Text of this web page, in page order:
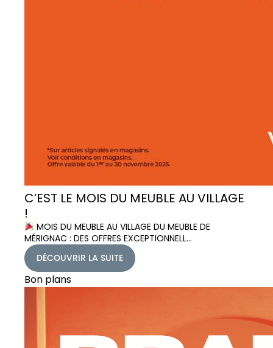
C’EST LE MOIS DU MEUBLE AU VILLAGE
!
MOIS DU MEUBLE AU VILLAGE DU MEUBLE DE
MÉRIGNAC : DES OFFRES EXCEPTIONNELL…
DÉCOUVRIR LA SUITE
Bon plans